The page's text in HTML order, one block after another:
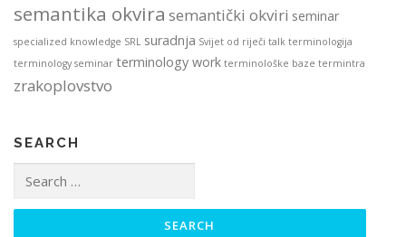
semantika okvira semantički okviri seminar
specialized knowledge SRL suradnja Svijet od riječi talk terminologija
terminology seminar terminology work terminološke baze termintra
zrakoplovstvo
SEARCH
for: